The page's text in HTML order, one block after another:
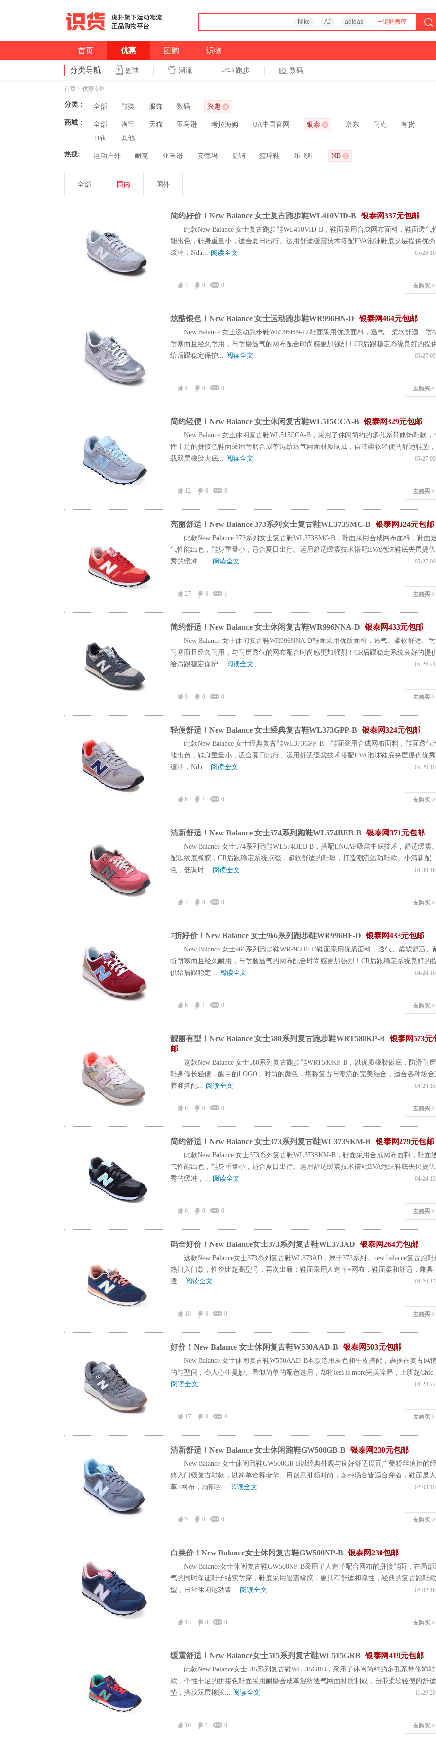
Nike AJ adidas 一键购教程
首页 优惠 团购 识物
分类导航 篮球 潮流 跑步 数码
首页 > 优惠专区
分类： 全部 鞋类 服饰 数码 兴趣
商城： 全部 淘宝 天猫 亚马逊 考拉海购 UA中国官网 银泰 京东 耐克
有货
11街
其他
热搜: 运动户外 耐克 亚马逊 安德玛 促销 篮球鞋 乐飞叶 NB
全部 国内 国外
简约好价！New Balance 女士复古跑步鞋WL410VID-B 银泰网337元包邮
此款New Balance 女士复古跑步鞋WL410VID-B，鞋面采用合成网布面料，鞋面透气
能出色，鞋身重量小，适合夏日出行。运用舒适缓震技术搭配EVA泡沫鞋底夹层提供优
缓冲，Ndu... 阅读全文 05-28
去购买 >
3 0 0
炫酷银色！New Balance 女士运动跑步鞋WR996HN-D 银泰网464元包邮
New Balance 女士运动跑步鞋WR996HN-D 鞋面采用优质面料，透气、柔软舒适、耐
耐寒而且经久耐用，与耐磨透气的网布配合时尚感更加强烈！CR后跟稳定系统良好的提
给后跟稳定保护... 阅读全文 05-27
去购买 >
5 0 0
简约轻便！New Balance 女士休闲复古鞋WL515CCA-B 银泰网329元包邮
New Balance 女士休闲复古鞋WL515CCA-B，采用了休闲简约的多孔系带修饰鞋款，
性十足的拼接色鞋面采用耐磨合成革混纺透气网面材质制成，自带柔软轻便的舒适鞋垫
载双层橡胶大底... 阅读全文 05-27
去购买 >
12 0 0
亮丽舒适！New Balance 373系列女士复古鞋WL373SMC-B 银泰网324元包邮
此款New Balance 373系列女士复古鞋WL373SMC-B，鞋面采用合成网布面料，鞋面
气性能出色，鞋身重量小，适合夏日出行。运用舒适缓震技术搭配EVA泡沫鞋底夹层提
秀的缓冲，... 阅读全文 05-27
去购买 >
27 0 1
简约舒适！New Balance 女士休闲复古鞋WR996NNA-D 银泰网433元包邮
New Balance 女士休闲复古鞋WR996NNA-D鞋面采用优质面料，透气、柔软舒适、
耐寒而且经久耐用，与耐磨透气的网布配合时尚感更加强烈！CR后跟稳定系统良好的提
给后跟稳定保护... 阅读全文 05-26
去购买 >
9 0 0
轻便舒适！New Balance 女士经典复古鞋WL373GPP-B 银泰网324元包邮
此款New Balance 女士经典复古鞋WL373GPP-B，鞋面采用合成网布面料，鞋面透气
能出色，鞋身重量小，适合夏日出行。运用舒适缓震技术搭配EVA泡沫鞋底夹层提供优
缓冲，Ndu... 阅读全文 05-20
去购买 >
6 1 0
清新舒适！New Balance 女士574系列跑鞋WL574BEB-B 银泰网371元包邮
New Balance 女士574系列跑鞋WL574BEB-B，搭配ENCAP吸震中底技术，舒适缓震。
配以纹底橡胶，CR后跟稳定系统点缀，超软舒适的鞋垫，打造潮流运动鞋款。小清新配
色，低调时... 阅读全文 04-30
去购买 >
7 0 0
7折好价！New Balance 女士966系列跑步鞋WR996HF-D 银泰网433元包邮
New Balance 女士966系列跑步鞋WR996HF-D鞋面采用优质面料，透气、柔软舒适、
折耐寒而且经久耐用，与耐磨透气的网布配合时尚感更加强烈！CR后跟稳定系统良好的
供给后跟稳定... 阅读全文 04-24
去购买 >
6 1 0
靓丽有型！New Balance 女士580系列复古跑步鞋WRT580KP-B 银泰网573元
邮
这款New Balance 女士580系列复古跑步鞋WRT580KP-B，以优质橡胶做底，防滑耐磨
鞋身修长轻便，醒目的LOGO，时尚的颜色，堪称复古与潮流的完美结合，适合各种场合
着和搭配... 阅读全文 04-24
去购买 >
6 0 0
简约舒适！New Balance 女士373系列复古鞋WL373SKM-B 银泰网279元包邮
此款New Balance 女士373系列复古鞋WL373SKM-B，鞋面采用合成网布面料，鞋面
气性能出色，鞋身重量小，适合夏日出行。运用舒适缓震技术搭配EVA泡沫鞋底夹层提
秀的缓冲，... 阅读全文 04-24
去购买 >
6 0 0
码全好价！New Balance女士373系列复古鞋WL373AD 银泰网264元包邮
这款New Balance女士373系列复古鞋WL373AD，属于373系列，new balance复古跑鞋
热门入门款，性价比超高型号，再次出新；鞋面采用人造革+网布，鞋面柔和舒适，兼具
透... 阅读全文 04-24
去购买 >
10 0 0
好价！New Balance 女士休闲复古鞋W530AAD-B 银泰网503元包邮
New Balance 女士休闲复古鞋W530AAD-B本款选用灰色和牛皮搭配，裹挟在复古风
的鞋型间，令人心生曼妙。看似简单的配色选用，却将less is more完美诠释，上脚超
阅读全文
04-23
去购买 >
17 0 0
清新舒适！New Balance 女士休闲跑鞋GW500GB-B 银泰网230元包邮
New Balance 女士休闲跑鞋GW500GB-B以经典外观与良好舒适度而广受粉丝追捧的经
典入门级复古鞋款，以简单诠释奢华、用创意引领时尚，多种场合皆适合穿着，鞋面是
革+网布，局部的... 阅读全文 02-03
去购买 >
5 0 0
白菜价！New Balance女士休闲复古鞋GW500NP-B 银泰网230包邮
New Balance女士休闲复古鞋GW500NP-B采用了人造革配合网布的拼接鞋面，在局部
气的同时保证鞋子结实耐穿，鞋底采用避震橡胶，更具有舒适和弹性，经典的复古跑鞋款
型，日常休闲运动皆... 阅读全文 02-02
去购买 >
13 0 0
缓震舒适！New Balance女士515系列复古鞋WL515GRB 银泰网419元包邮
此款New Balance女士515系列复古鞋WL515GRB，采用了休闲简约的多孔系带修饰鞋
款，个性十足的拼接色鞋面采用耐磨合成革混纺透气网面材质制成，自带柔软轻便的舒
垫，搭载双层橡胶... 阅读全文 11-29
去购买 >
10 1 0